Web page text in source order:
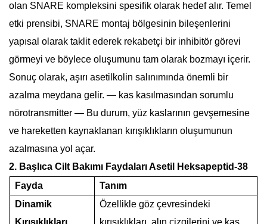
olan SNARE kompleksini spesifik olarak hedef alır. Temel
etki prensibi, SNARE montaj bölgesinin bileşenlerini
yapısal olarak taklit ederek rekabetçi bir inhibitör görevi
görmeyi ve böylece oluşumunu tam olarak bozmayı içerir.
Sonuç olarak, aşırı asetilkolin salınımında önemli bir
azalma meydana gelir. — kas kasılmasından sorumlu
nörotransmitter — Bu durum, yüz kaslarının gevşemesine
ve hareketten kaynaklanan kırışıklıkların oluşumunun
azalmasına yol açar.
2. Başlıca Cilt Bakımı FaydalarıAsetil Heksapeptid-38
Fayda
Tanım
Dinamik
Kırışıklıkları
Özellikle göz çevresindeki
kırışıklıkları, alın çizgilerini ve kaş